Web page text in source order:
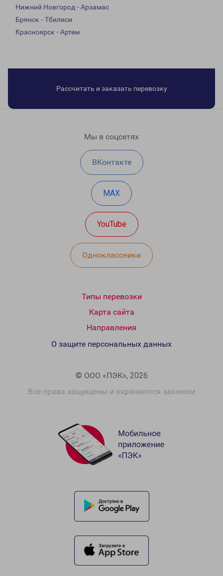
Нижний Новгород - Арзамас
Брянск - Тбилиси
Красноярск - Артем
Рассчитать и заказать перевозку
Мы в соцсетях
ВКонтакте
MAX
YouTube
Одноклассники
Типы перевозки
Карта сайта
Направления
© ООО «ПЭК», 2026
Все права защищены и охраняются законом
О защите персональных данных